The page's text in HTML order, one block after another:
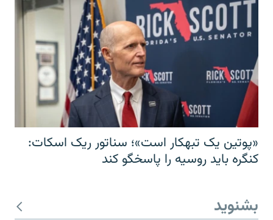
«پوتین یک تبهکار است»؛ سناتور ریک اسکات:
کنگره باید روسیه را پاسخگو کند
بشنوید